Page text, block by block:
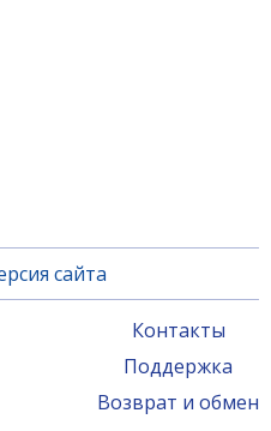
сайта
Контакты
Поддержка
Возврат и обмен